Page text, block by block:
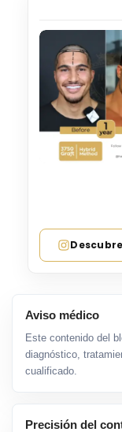
Aviso médico
Este contenido del
diagnóstico,
cualificado.
Precisión del